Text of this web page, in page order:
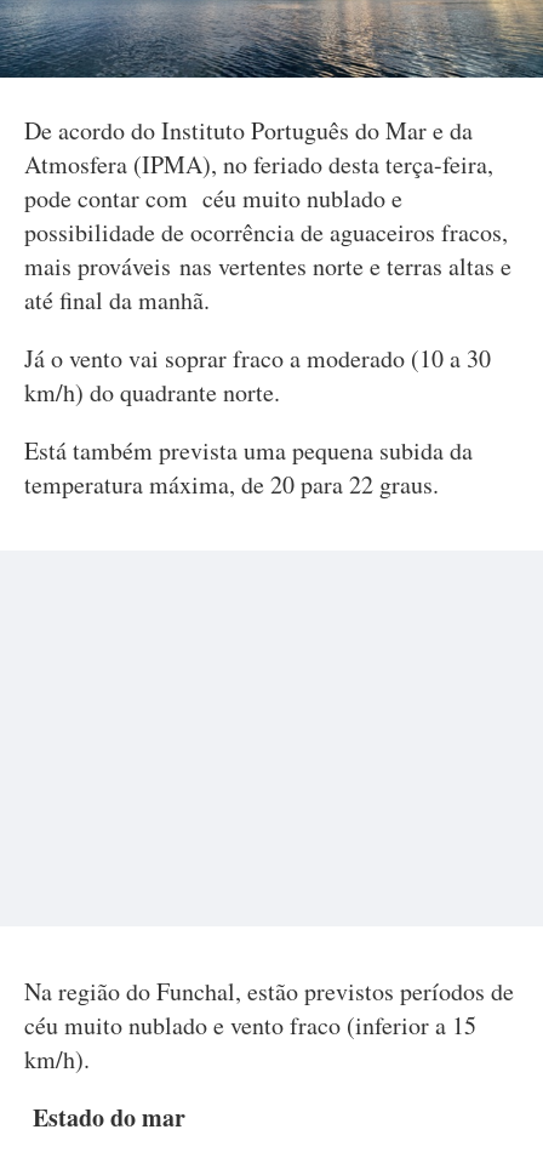
De acordo do Instituto Português do Mar e da
Atmosfera (IPMA), no feriado desta terça-feira,
pode contar com céu muito nublado e
possibilidade de ocorrência de aguaceiros fracos,
mais prováveis nas vertentes norte e terras altas e
até final da manhã.
Já o vento vai soprar fraco a moderado (10 a 30
km/h) do quadrante norte.
Está também prevista uma pequena subida da
temperatura máxima, de 20 para 22 graus.
Na região do Funchal, estão previstos períodos de
céu muito nublado e vento fraco (inferior a 15
km/h).
Estado do mar